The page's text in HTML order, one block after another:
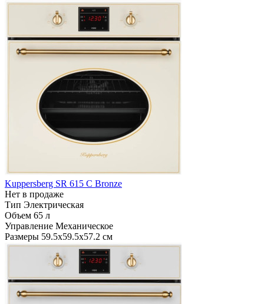
Kuppersberg SR 615 C Bronze
Нет в продаже
Тип Электрическая
Объем 65 л
Управление Механическое
Размеры 59.5х59.5х57.2 см